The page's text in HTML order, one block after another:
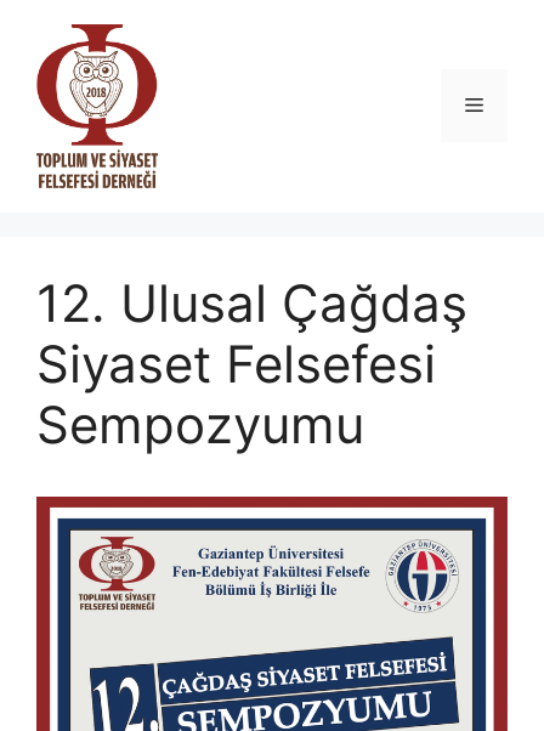
Menü
12. Ulusal Çağdaş
Siyaset Felsefesi
Sempozyumu